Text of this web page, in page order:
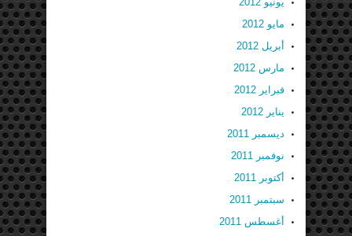
مايو 2012
أبريل 2012
مارس 2012
فبراير 2012
يناير 2012
ديسمبر 2011
نوفمبر 2011
أكتوبر 2011
سبتمبر 2011
أغسطس 2011